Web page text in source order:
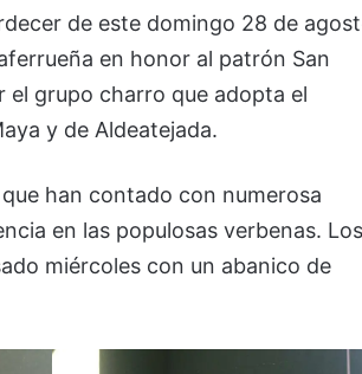
de este domingo 28 de
en honor al patrón San
grupo charro que adopta el
y de Aldeatejada.
han contado con numerosa
en las populosas verbenas. Los
miércoles con un abanico de